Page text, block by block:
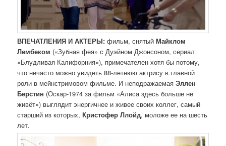
ВПЕЧАТЛЕНИЯ И АКТЕРЫ:фильм, снятыйМайклом
Лембеком («Зубная фея» с Дуэйном Джонсоном, сериал
«Блудливая Калифорния»), примечателен хотя бы потому,
что нечасто можно увидеть 88-летнюю актрису в главной
роли в мейнстримовом фильме. И неподражаемаяЭллен
Берстин (Оскар-1974 за фильм «Алиса здесь больше не
живёт») выглядит энергичнее и живее своих коллег, самый
старший из которых,Кристофер Ллойд, моложе ее на шесть
лет.